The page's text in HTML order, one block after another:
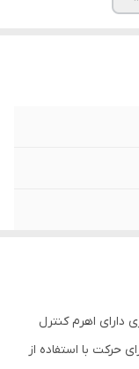
جنس چرخ از پلاستیک EVA دارای اهرم هدایت
دارای اهرم کنترل
پدال برای حرکت با استفاده از